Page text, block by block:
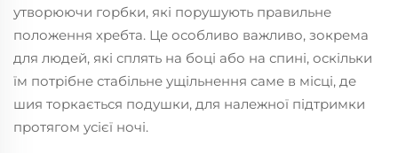
утворюючи горбки, які порушують правильне
положення хребта. Це особливо важливо, зокрема
для людей, які сплять на боці або на спині, оскільки
їм потрібне стабільне ущільнення саме в місці, де
шия торкається подушки, для належної підтримки
протягом усієї ночі.